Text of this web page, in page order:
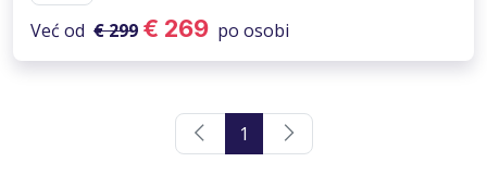
Već od € 299 € 269 po osobi
1